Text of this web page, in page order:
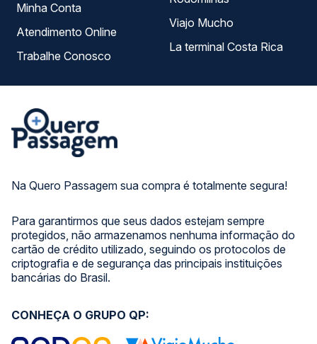
Na Quero Passagem sua compra é totalmente segura!
Para garantirmos que seus dados estejam sempre
protegidos, não armazenamos nenhuma informação do
cartão de crédito utilizado, seguindo os protocolos de
criptografia e de segurança das principais instituições
bancárias do Brasil.
Minha Conta
Atendimento Online
Trabalhe Conosco
Viajo Mucho
La terminal Costa Rica
CONHEÇA O GRUPO QP: